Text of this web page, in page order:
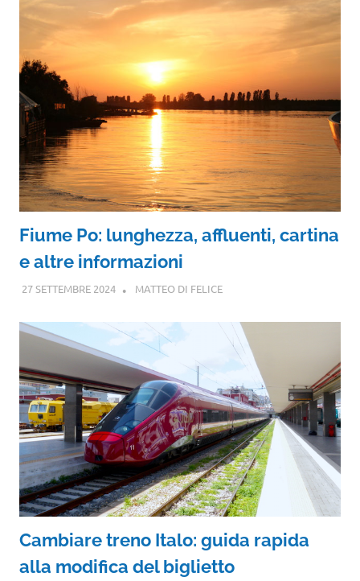
Fiume Po: lunghezza, affluenti, cartina
e altre informazioni
27 SETTEMBRE 2024 MATTEO DI FELICE
Cambiare treno Italo: guida rapida
alla modifica del biglietto